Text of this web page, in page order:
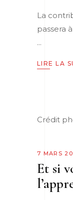
La
passera
LIRE LA
Crédit
7 MARS
Et si